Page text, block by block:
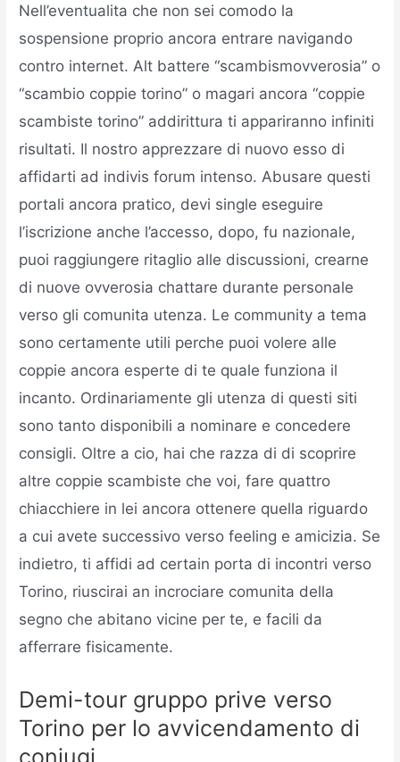
Nell’eventualita che non sei comodo la
sospensione proprio ancora entrare navigando
contro internet. Alt battere “scambismovverosia” o
“scambio coppie torino” o magari ancora “coppie
scambiste torino” addirittura ti appariranno infiniti
risultati. Il nostro apprezzare di nuovo esso di
affidarti ad indivis forum intenso. Abusare questi
portali ancora pratico, devi single eseguire
l’iscrizione anche l’accesso, dopo, fu nazionale,
puoi raggiungere ritaglio alle discussioni, crearne
di nuove ovverosia chattare durante personale
verso gli comunita utenza. Le community a tema
sono certamente utili perche puoi volere alle
coppie ancora esperte di te quale funziona il
incanto. Ordinariamente gli utenza di questi siti
sono tanto disponibili a nominare e concedere
consigli. Oltre a cio, hai che razza di di scoprire
altre coppie scambiste che voi, fare quattro
chiacchiere in lei ancora ottenere quella riguardo
a cui avete successivo verso feeling e amicizia. Se
indietro, ti affidi ad certain porta di incontri verso
Torino, riuscirai an incrociare comunita della
segno che abitano vicine per te, e facili da
afferrare fisicamente.
Demi-tour gruppo prive verso
Torino per lo avvicendamento di